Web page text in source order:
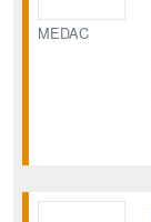
MEDAC